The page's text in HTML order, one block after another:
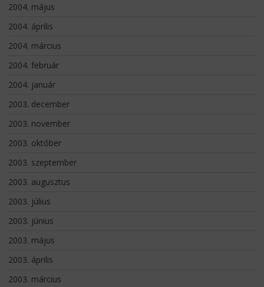
2004. május
2004. április
2004. március
2004. február
2004. január
2003. december
2003. november
2003. október
2003. szeptember
2003. augusztus
2003. július
2003. június
2003. május
2003. április
2003. március